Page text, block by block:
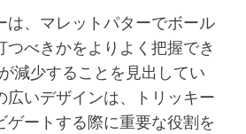
は、マレットパターでボール
つべきかをよりよく把握でき
減少することを見出してい
広いデザインは、トリッキー
ゲートする際に重要な役割を